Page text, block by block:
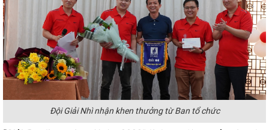
Đội Giải Nhì nhận khen thưởng từ Ban tổ chức